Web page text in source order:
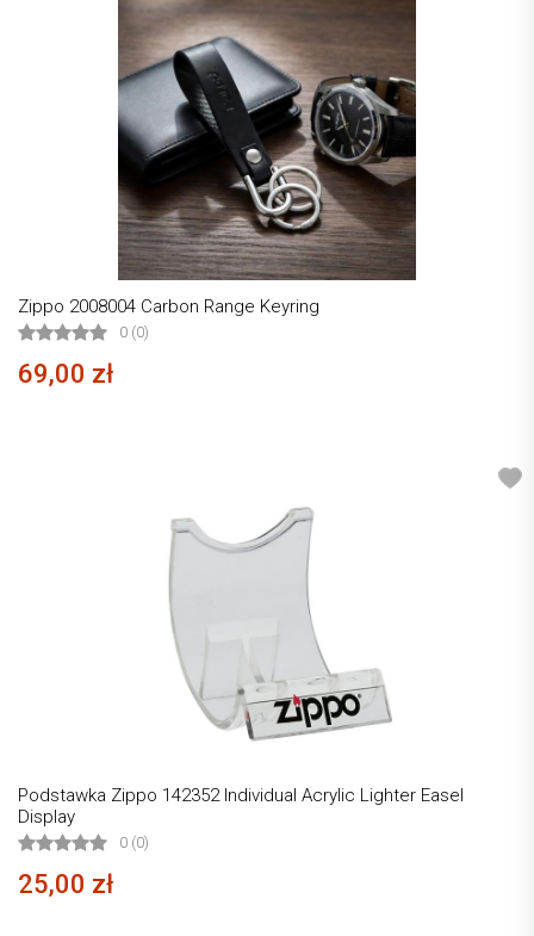
Zippo 2008004 Carbon Range Keyring
0 (0)
69,00 zł
Podstawka Zippo 142352 Individual Acrylic Lighter Easel
Display
0 (0)
25,00 zł